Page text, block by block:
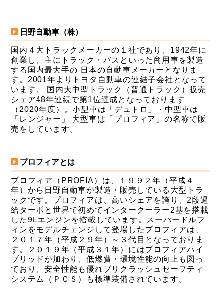
日野自動車（株）
国内４大トラックメーカーの１社であり、1942年に
創業し、主にトラック・バスといった商用車を製造
する国内最大手の 日本の自動車メーカーとなりま
す。2001年よりトヨタ自動車の連結子会社となって
います。 国内大中型トラック（普通トラック）販売
シェア48年連続で第1位達成となっております
（2020年度）。小型車は「デュトロ」・中型車は
「レンジャー」 大型車は「プロフィア」の名称で販
売をしています。
プロフィアとは
プロフィア（PROFIA）は、１９９２年（平成４
年）から日野自動車が製造・販売している大型トラ
ックです。プロフィアは、高いシェアを誇り、2段過
給ターボと世界で初めてインタークーラー2基を搭載
した9Lエンジンを搭載しています。スーパードルフ
ィンをモデルチェンジして登場したプロフィアは、
２０１７年（平成２９年）～３代目となっておりま
す。２０１９年（平成３１年）にはプロフィアハイ
ブリッドが加わり、低燃費・環境性能の向上も図っ
ており、安全性能も優れプリクラッシュセーフティ
システム（ＰＣＳ）も標準装備されています。